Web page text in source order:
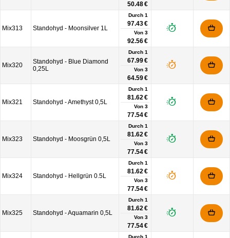
50.48 €
Mix313 Standohyd - Moonsilver 1L
Durch 1
97.43 €
Von 3
92.56 €
Mix320
Standohyd - Blue Diamond
0,25L
Durch 1
67.99 €
Von 3
64.59 €
Mix321 Standohyd - Amethyst 0,5L
Durch 1
81.62 €
Von 3
77.54 €
Mix323 Standohyd - Moosgrün 0,5L
Durch 1
81.62 €
Von 3
77.54 €
Mix324 Standohyd - Hellgrün 0.5L
Durch 1
81.62 €
Von 3
77.54 €
Mix325 Standohyd - Aquamarin 0,5L
Durch 1
81.62 €
Von 3
77.54 €
Durch 1